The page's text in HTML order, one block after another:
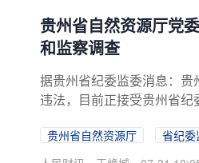
贵州省自然资源厅党
和监察调查
据贵州省纪委监委消息：
违法，目前正接受贵州省
贵州省自然资源厅
省纪委